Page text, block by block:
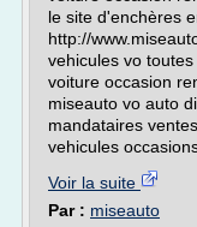
le site d'enchères
http://
vehicules vo
voiture occasion
miseauto vo auto
mandataires
vehicules
Voir la suite
Par : miseauto